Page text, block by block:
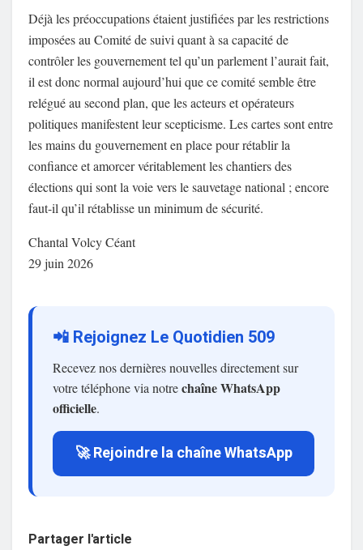
Déjà les préoccupations étaient justifiées par les restrictions
imposées au Comité de suivi quant à sa capacité de
contrôler les gouvernement tel qu’un parlement l’aurait fait,
il est donc normal aujourd’hui que ce comité semble être
relégué au second plan, que les acteurs et opérateurs
politiques manifestent leur scepticisme. Les cartes sont entre
les mains du gouvernement en place pour rétablir la
confiance et amorcer véritablement les chantiers des
élections qui sont la voie vers le sauvetage national ; encore
faut-il qu’il rétablisse un minimum de sécurité.
Chantal Volcy Céant
29 juin 2026
📲 Rejoignez Le Quotidien 509
Recevez nos dernières nouvelles directement sur
votre téléphone via notrechaîne WhatsApp
officielle.
🚀 Rejoindre la chaîne WhatsApp
Partager l'article